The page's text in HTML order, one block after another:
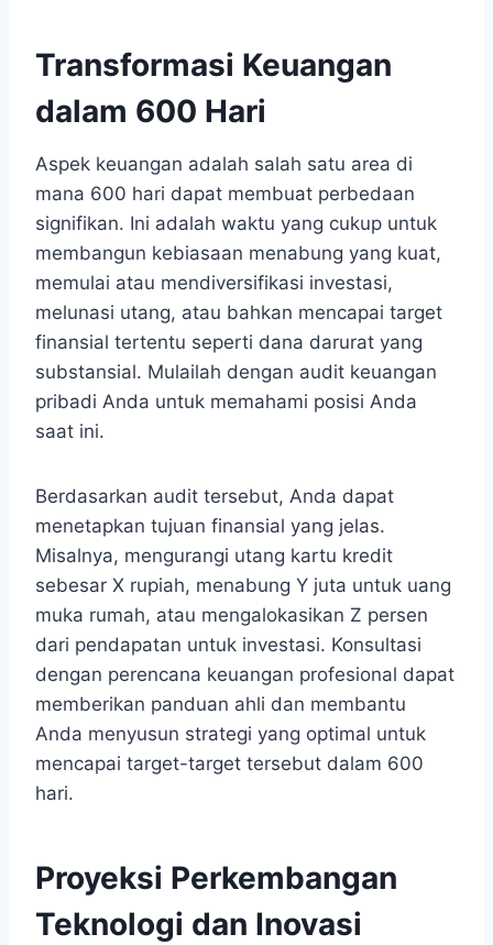
Transformasi Keuangan
dalam 600 Hari
Aspek keuangan adalah salah satu area di
mana 600 hari dapat membuat perbedaan
signifikan. Ini adalah waktu yang cukup untuk
membangun kebiasaan menabung yang kuat,
memulai atau mendiversifikasi investasi,
melunasi utang, atau bahkan mencapai target
finansial tertentu seperti dana darurat yang
substansial. Mulailah dengan audit keuangan
pribadi Anda untuk memahami posisi Anda
saat ini.
Berdasarkan audit tersebut, Anda dapat
menetapkan tujuan finansial yang jelas.
Misalnya, mengurangi utang kartu kredit
sebesar X rupiah, menabung Y juta untuk uang
muka rumah, atau mengalokasikan Z persen
dari pendapatan untuk investasi. Konsultasi
dengan perencana keuangan profesional dapat
memberikan panduan ahli dan membantu
Anda menyusun strategi yang optimal untuk
mencapai target-target tersebut dalam 600
hari.
Proyeksi Perkembangan
Teknologi dan Inovasi